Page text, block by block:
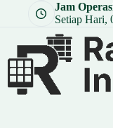
Jam
Setiap Hari,